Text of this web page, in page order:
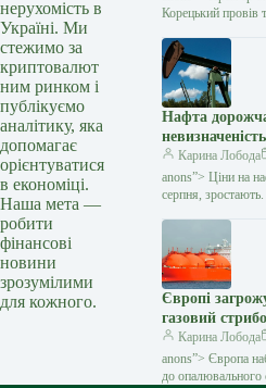
нерухомість в
Україні. Ми
стежимо за
криптовалют
ним ринком і
публікуємо
аналітику, яка
допомагає
орієнтуватися
в економіці.
Наша мета —
робити
фінансові
новини
зрозумілими
для кожного.
Корецький провів
та логістичних
російських ударів
Нафта
переговорів
— Мінфін
Карина Лобода
anons”> Ціни на
серпня,
судноплавства
протоку,
Європі
газовий
сховища майже
зимою —
Карина Лобода
anons”> Європа
до опалювального